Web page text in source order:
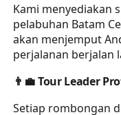
Kami menyediakan
pelabuhan Batam
akan menjemput
perjalanan berjalan
👨‍💼Tour Leader
Setiap rombongan